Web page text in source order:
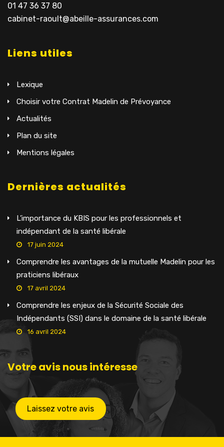
01 47 36 37 80
cabinet-raoult@abeille-assurances.com
Liens utiles
Lexique
Choisir votre Contrat Madelin de Prévoyance
Actualités
Plan du site
Mentions légales
Dernières actualités
L’importance du KBIS pour les professionnels et
indépendant de la santé libérale
17 juin 2024
Comprendre les avantages de la mutuelle Madelin pour les
praticiens libéraux
17 avril 2024
Comprendre les enjeux de la Sécurité Sociale des
Indépendants (SSI) dans le domaine de la santé libérale
16 avril 2024
Votre avis nous intéresse
Laissez votre avis